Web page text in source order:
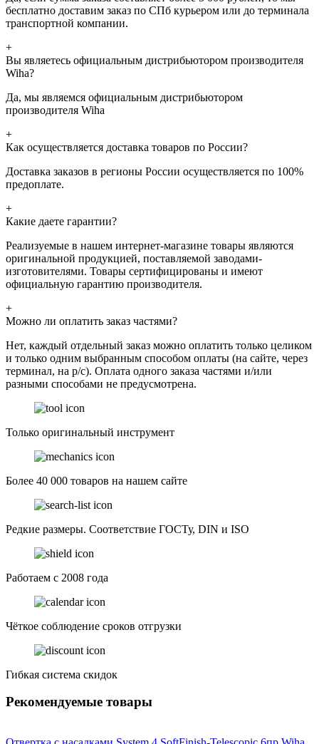
бесплатно доставим заказ по СПб курьером или до терминала
транспортной компании.
+
Вы являетесь официальным дистрибьютором производителя
Wiha?
Да, мы являемся официальным дистрибьютором
производителя Wiha
+
Как осуществляется доставка товаров по России?
Доставка заказов в регионы России осуществляется по 100%
предоплате.
+
Какие даете гарантии?
Реализуемые в нашем интернет-магазине товары являются
оригинальной продукцией, поставляемой заводами-
изготовителями. Товары сертифицированы и имеют
официальную гарантию производителя.
+
Можно ли оплатить заказ частями?
Нет, каждый отдельный заказ можно оплатить только целиком
и только одним выбранным способом оплаты (на сайте, через
терминал, на р/с). Оплата одного заказа частями и/или
разными способами не предусмотрена.
Только оригинальный инструмент
Более 40 000 товаров на нашем сайте
Редкие размеры. Соответствие ГОСТу, DIN и ISO
Работаем с 2008 года
Чёткое соблюдение сроков отгрузки
Гибкая система скидок
Рекомендуемые товары